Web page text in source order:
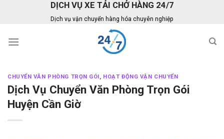
DỊCH VỤ XE TẢI CHỞ HÀNG 24/7
Dịch vụ vận chuyển hàng hóa chuyên nghiệp
CHUYỂN VĂN PHÒNG TRỌN GÓI , HOẠT ĐỘNG VẬN CHUYỂN
Dịch Vụ Chuyển Văn Phòng Trọn Gói
Huyện Cần Giờ